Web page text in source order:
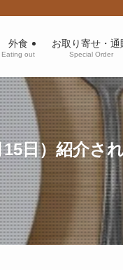
外食
Eating out
お取り寄せ・通
Special Order
日）紹介さ